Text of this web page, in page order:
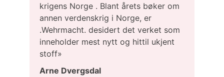
krigens Norge . Blant årets bøker om
annen verdenskrig i Norge, er
.Wehrmacht. desidert det verket som
inneholder mest nytt og hittil ukjent
stoff»
Arne Dvergsdal